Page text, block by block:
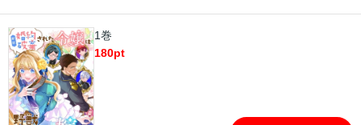
彼女が望んで婚約するはずないと思いつめていて…？ そのことを知
ったヴィオレッタは彼に気に入ってもらえるよう、 華麗に、ときに
は猛烈に迫っていく！？ 積極的な妖精姫令嬢と奥手な野獣辺境伯の
すれ違いがもどかしい、 ロマンティック・コメディ！
1巻
180pt